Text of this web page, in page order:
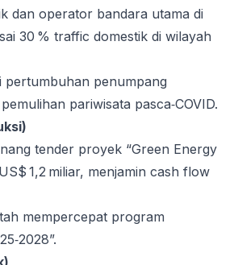
dan operator bandara utama di
30 % traffic domestik di wilayah
pertumbuhan penumpang
pariwisata pasca‑COVID.
tender proyek “Green Energy
1,2 miliar, menjamin cash flow
mempercepat program